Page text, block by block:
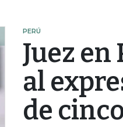
PERÚ
Juez
al
de